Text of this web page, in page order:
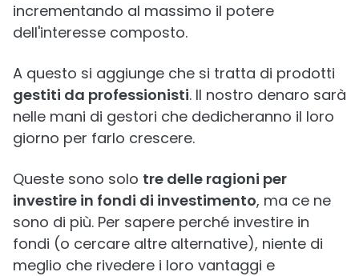
incrementando al massimo il potere
dell'interesse composto.
A questo si aggiunge che si tratta di prodotti
gestiti da professionisti. Il nostro denaro sarà
nelle mani di gestori che dedicheranno il loro
giorno per farlo crescere.
Queste sono solo tre delle ragioni per
investire in fondi di investimento, ma ce ne
sono di più. Per sapere perché investire in
fondi (o cercare altre alternative), niente di
meglio che rivedere i loro vantaggi e